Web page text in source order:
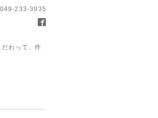
233-3935
わって、作